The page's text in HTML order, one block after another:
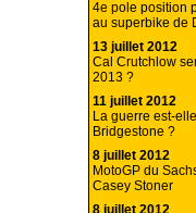
4e pole position
au superbike de
13 juillet 2012
Cal Crutchlow
2013 ?
11 juillet 2012
La guerre est-
Bridgestone ?
8 juillet 2012
MotoGP du
Casey Stoner
8 juillet 2012